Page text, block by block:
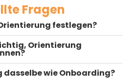
Fragen
festlegen?
Orientierung
dasselbe wie Onboarding?